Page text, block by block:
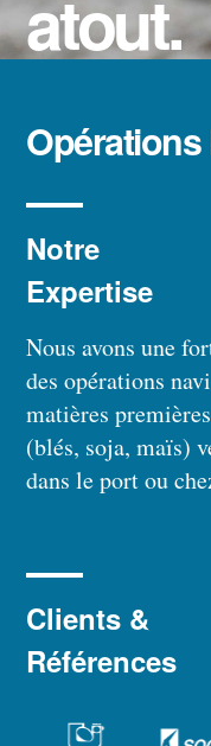
atout.
Opérations
Notre
Expertise
Nous avons une
des opérations
matières
(blés, soja, maïs)
dans le port ou
Clients &
Références